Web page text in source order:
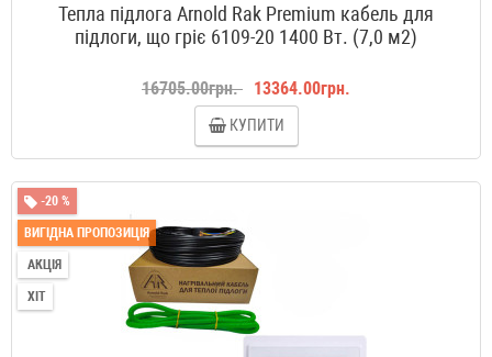
Тепла підлога Arnold Rak Premium кабель для
підлоги, що гріє 6109-20 1400 Вт. (7,0 м2)
16705.00грн. 13364.00грн.
КУПИТИ
-20 %
ВИГІДНА ПРОПОЗИЦІЯ
АКЦІЯ
ХІТ